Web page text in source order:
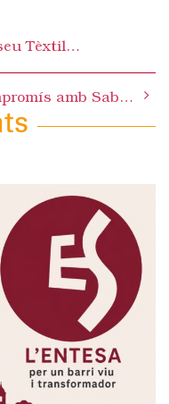
Tèxtil…
Compromís amb Sabadell